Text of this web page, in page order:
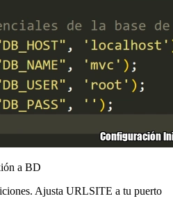
a BD
Ajusta URLSITE a tu puerto